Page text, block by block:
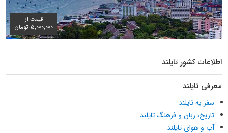
قیمت از
۵,۰۰۰,۰۰۰ تومان
اطلاعات کشور تایلند
معرفی تایلند
سفر به تایلند
تاریخ، زبان و فرهنگ تایلند
آب و هوای تایلند